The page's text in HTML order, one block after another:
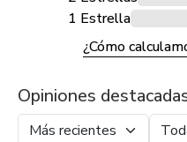
1 Estrella
¿Cómo
Opiniones